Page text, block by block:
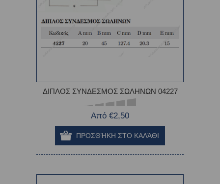
ΔΙΠΛΟΣ ΣΥΝΔΕΣΜΟΣ ΣΩΛΗΝΩΝ 04227
Από €2,50